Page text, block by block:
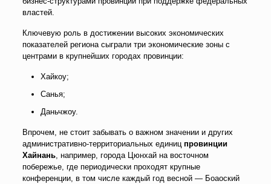
властей.
Ключевую роль в достижении высоких экономических
показателей региона сыграли три экономические зоны с
центрами в крупнейших городах провинции:
Хайкоу;
Санья;
Даньчжоу.
Впрочем, не стоит забывать о важном значении и других
административно-территориальных единиц провинции
Хайнань, например, города Цюнхай на восточном
побережье, где периодически проходят крупные
конференции, в том числе каждый год весной — Боаоский